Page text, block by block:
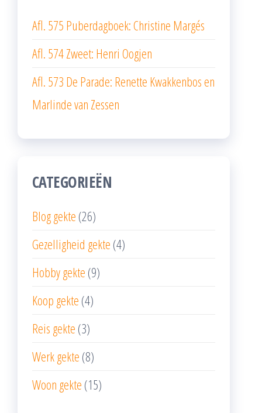
Afl. 575 Puberdagboek: Christine Margés
Afl. 574 Zweet: Henri Oogjen
Afl. 573 De Parade: Renette Kwakkenbos en
Marlinde van Zessen
CATEGORIEËN
Blog gekte (26)
Gezelligheid gekte (4)
Hobby gekte (9)
Koop gekte (4)
Reis gekte (3)
Werk gekte (8)
Woon gekte (15)